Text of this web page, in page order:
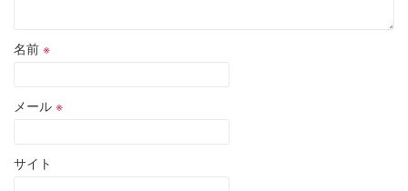
名前 ※
メール ※
サイト